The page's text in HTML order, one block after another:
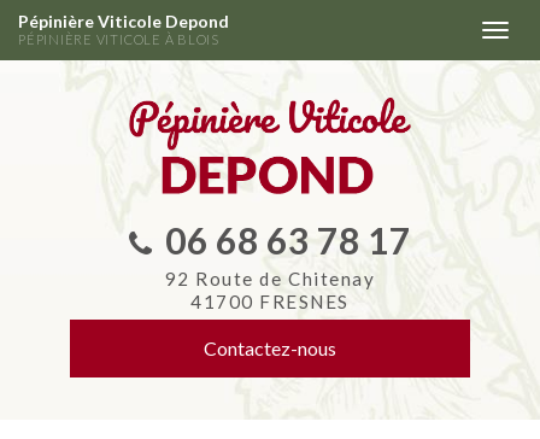
Aller
au
Pépinière Viticole Depond
PÉPINIÈRE VITICOLE À BLOIS
06 68 63 78 17
92 Route de Chitenay
41700 FRESNES
Contactez-nous